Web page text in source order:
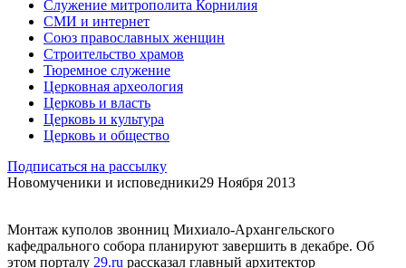
Служение митрополита Корнилия
СМИ и интернет
Союз православных женщин
Строительство храмов
Тюремное служение
Церковная археология
Церковь и власть
Церковь и культура
Церковь и общество
Подписаться на рассылку
Новомученики и исповедники29 Ноября 2013
Монтаж куполов звонниц Михиало-Архангельского
кафедрального собора планируют завершить в декабре. Об
этом порталу 29.ru рассказал главный архитектор